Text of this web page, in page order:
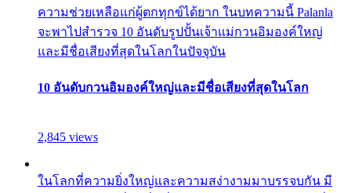
ความช่วยเหลือแก่ผู้ตกทุกข์ได้ยาก ในบทความนี้ Palanla
จะพาไปสำรวจ 10 อันดับรูปปั้นเจ้าแม่กวนอิมองค์ใหญ่
และมีชื่อเสียงที่สุดในโลกในปัจจุบัน
10 อันดับกวนอิมองค์ใหญ่และมีชื่อเสียงที่สุดในโลก
2,845 views
ในโลกที่ความยิ่งใหญ่และความสง่างามมาบรรจบกัน มี